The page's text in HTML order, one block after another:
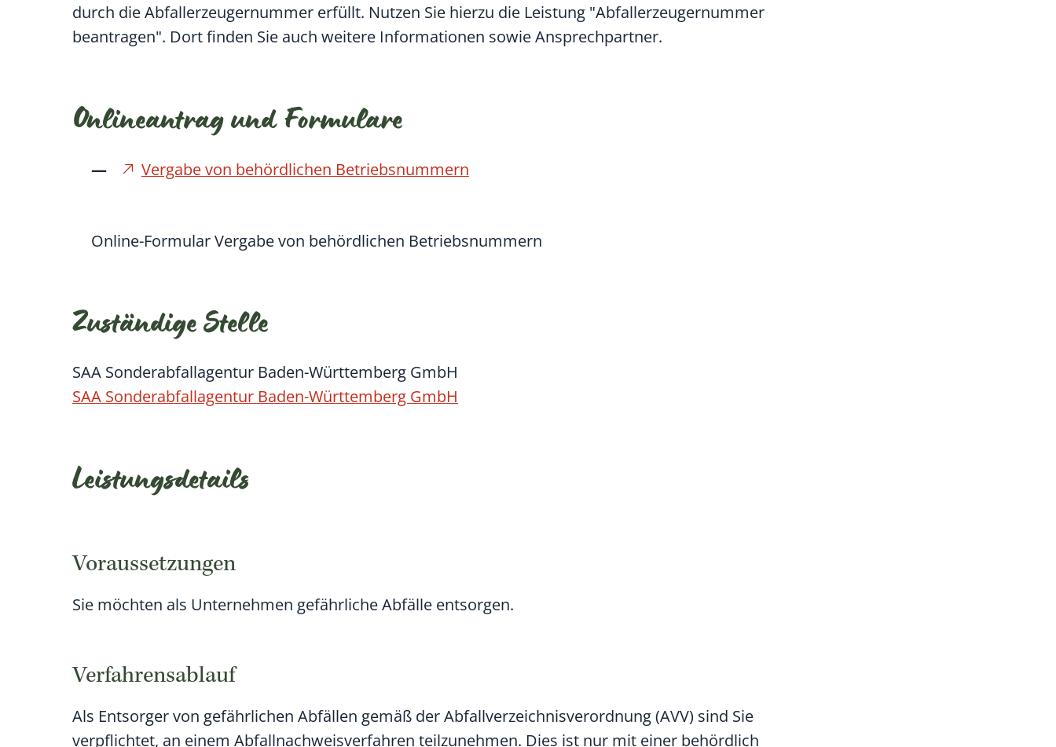
durch die Abfallerzeugernummer erfüllt. Nutzen Sie hierzu die Leistung "Abfallerzeugernummer
beantragen". Dort finden Sie auch weitere Informationen sowie Ansprechpartner.
Onlineantrag und Formulare
Vergabe von behördlichen Betriebsnummern
Online-Formular Vergabe von behördlichen Betriebsnummern
Zuständige Stelle
SAA Sonderabfallagentur Baden-Württemberg GmbH
SAA Sonderabfallagentur Baden-Württemberg GmbH
Leistungsdetails
Voraussetzungen
Sie möchten als Unternehmen gefährliche Abfälle entsorgen.
Verfahrensablauf
Als Entsorger von gefährlichen Abfällen gemäß der Abfallverzeichnisverordnung (AVV) sind Sie
verpflichtet, an einem Abfallnachweisverfahren teilzunehmen. Dies ist nur mit einer behördlich